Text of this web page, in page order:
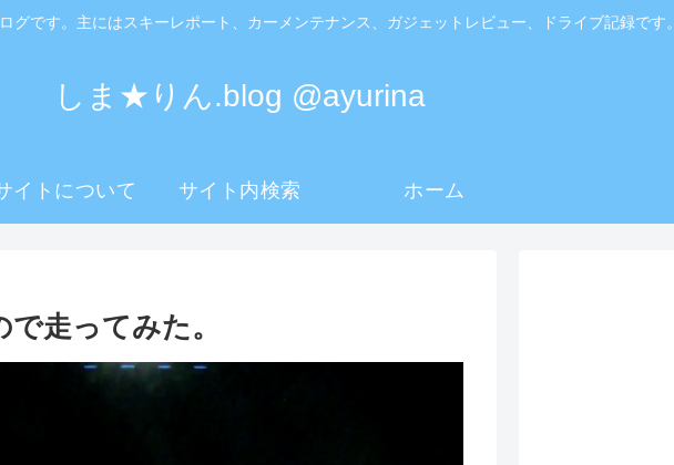
グです。主にはスキーレポート、カーメンテナンス、ガジェットレビュー、ドライブ記録です。
しま★りん.blog @ayurina
イトについて サイト内検索 ホーム
走ってみた。